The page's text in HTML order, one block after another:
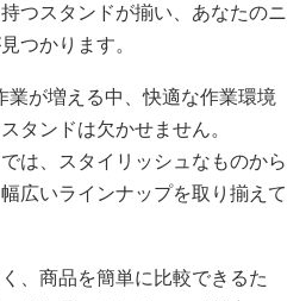
つスタンドが揃い、あなたのニ
つかります。
業が増える中、快適な作業環境
タンドは欠かせません。
は、スタイリッシュなものから
広いラインナップを取り揃えて
、商品を簡単に比較できるた